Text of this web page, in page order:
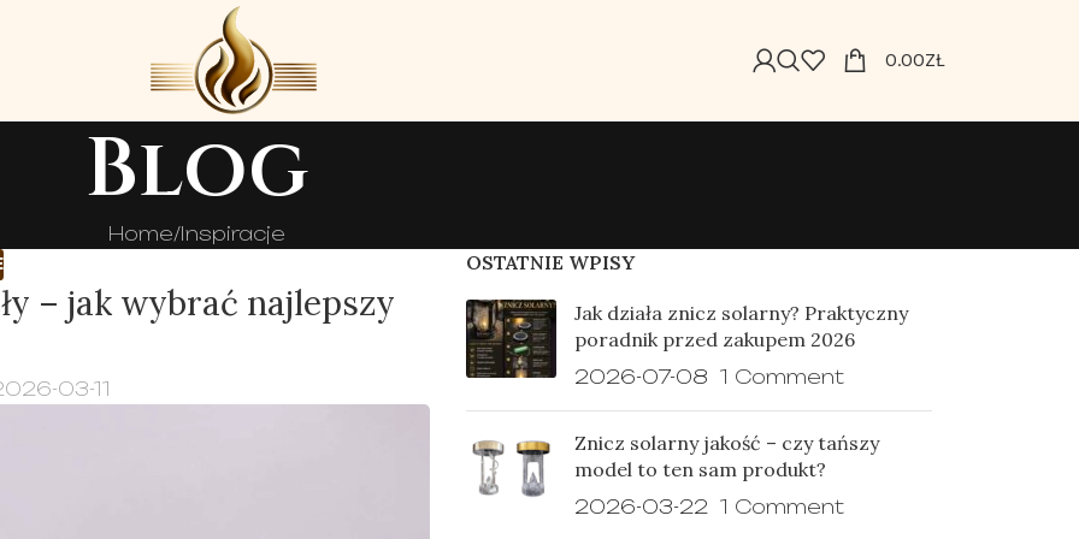
0.00ZŁ
Blog
Home Inspiracje
– jak wybrać najlepszy
03-11
OSTATNIE WPISY
Jak działa znicz solarny? Praktyczny
poradnik przed zakupem 2026
2026-07-08 1 Comment
Znicz solarny jakość – czy tańszy
model to ten sam produkt?
2026-03-22 1 Comment